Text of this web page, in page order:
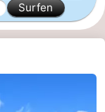
Surfen